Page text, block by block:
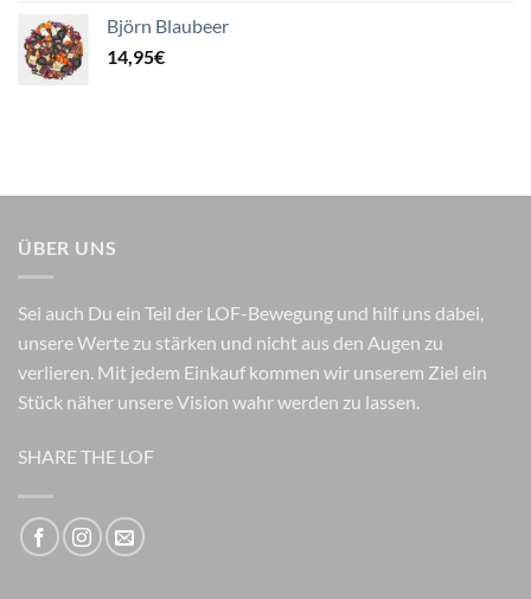
Björn Blaubeer
14,95€
ÜBER UNS
Sei auch Du ein Teil der LOF-Bewegung und hilf uns dabei,
unsere Werte zu stärken und nicht aus den Augen zu
verlieren. Mit jedem Einkauf kommen wir unserem Ziel ein
Stück näher unsere Vision wahr werden zu lassen.
SHARE THE LOF